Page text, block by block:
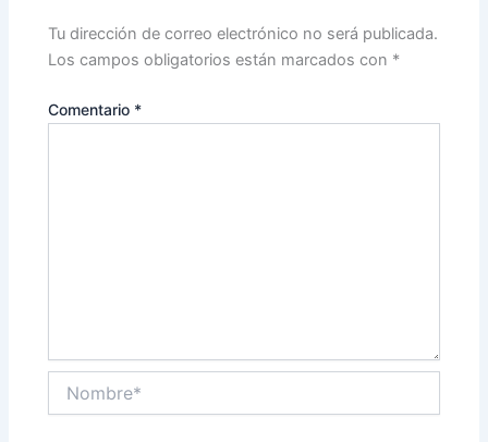
Tu dirección de correo electrónico no será publicada.
Los campos obligatorios están marcados con *
Comentario *